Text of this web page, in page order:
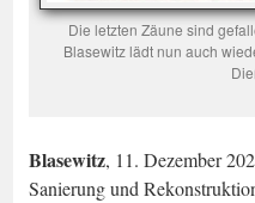
Die letzten Zäune sind
Blasewitz lädt nun auch
Blasewitz, 11. Dezember
Sanierung und